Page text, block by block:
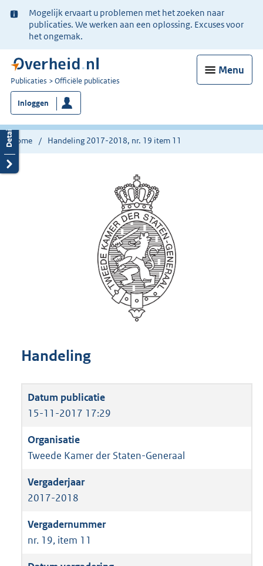
Ter
informatie:
Mogelijk ervaart u problemen met het zoeken naar
publicaties. We werken aan een oplossing. Excuses voor
het ongemak.
Menu
U
bent
nu
hier:
Publicaties Officiële publicaties
Inloggen
Home Handeling 2017-2018, nr. 19 item 11
Handeling
15-11-2017 17:29
Tweede Kamer der Staten-Generaal
2017-2018
nr. 19, item 11